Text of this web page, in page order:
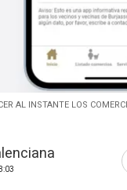
AL INSTANTE LOS